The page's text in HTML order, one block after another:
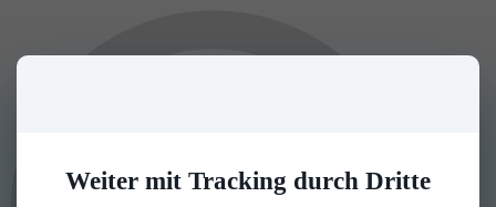
Weiter mit Tracking durch Dritte